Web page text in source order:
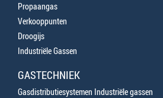
Propaangas
Verkooppunten
Droogijs
Industriële Gassen
GASTECHNIEK
Gasdistributiesystemen Industriële gassen